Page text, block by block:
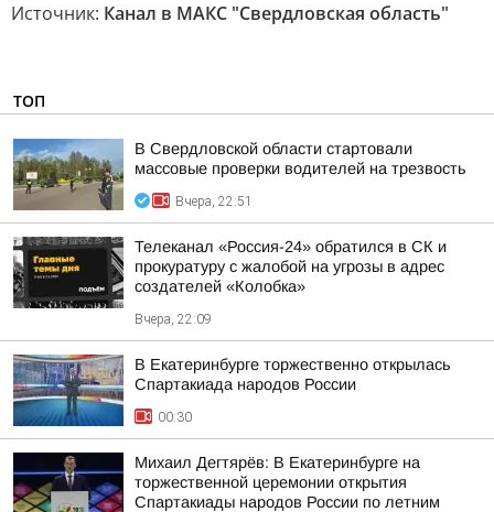
Источник: Канал в МАКС "Свердловская область"
ТОП
В Свердловской области стартовали
массовые проверки водителей на трезвость
Вчера, 22:51
Телеканал «Россия-24» обратился в СК и
прокуратуру с жалобой на угрозы в адрес
создателей «Колобка»
Вчера, 22:09
В Екатеринбурге торжественно открылась
Спартакиада народов России
00:30
Михаил Дегтярёв: В Екатеринбурге на
торжественной церемонии открытия
Спартакиады народов России по летним